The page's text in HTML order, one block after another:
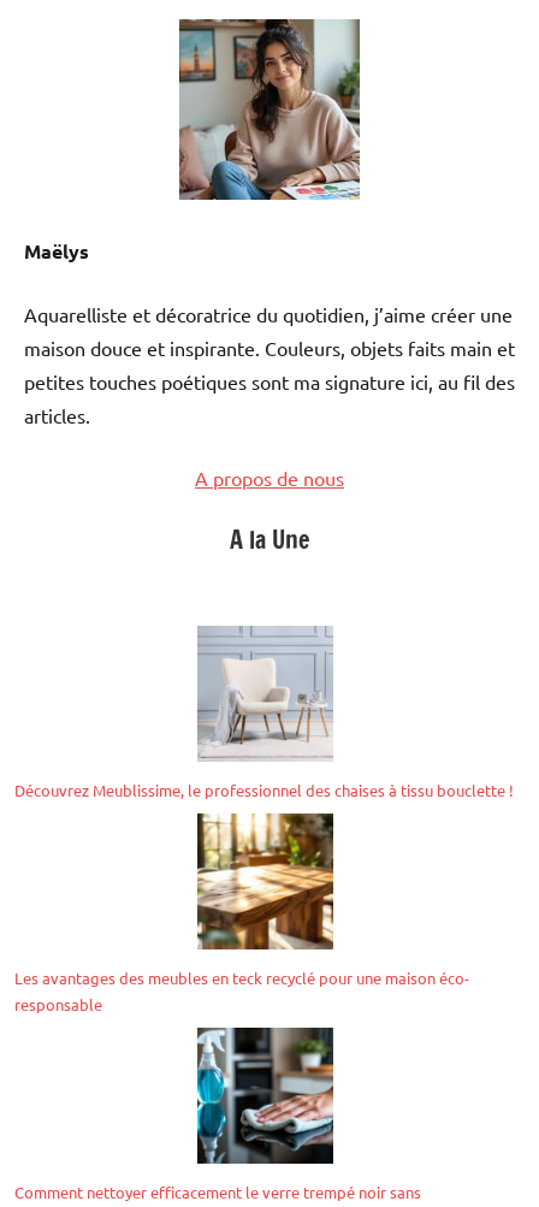
Maëlys
Aquarelliste et décoratrice du quotidien, j’aime créer une
maison douce et inspirante. Couleurs, objets faits main et
petites touches poétiques sont ma signature ici, au fil des
articles.
A propos de nous
A la Une
Découvrez Meublissime, le professionnel des chaises à tissu bouclette !
Les avantages des meubles en teck recyclé pour une maison éco-
responsable
Comment nettoyer efficacement le verre trempé noir sans